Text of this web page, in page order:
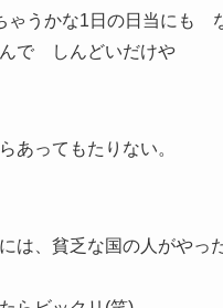
ゃうかな1日の日当にも
で しんどいだけや
あってもたりない。
は、貧乏な国の人がやっ